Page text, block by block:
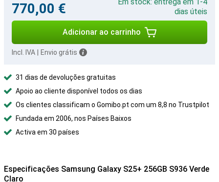
770,00 €
dias úteis
Adicionar ao carrinho
Incl. IVA Envio grátis
31 dias de devoluções gratuitas
Apoio ao cliente disponível todos os dias
Os clientes classificam o Gomibo.pt com um 8,8 no Trustpilot
Fundada em 2006, nos Países Baixos
Activa em 30 países
Especificações Samsung Galaxy S25+ 256GB S936 Verde
Claro